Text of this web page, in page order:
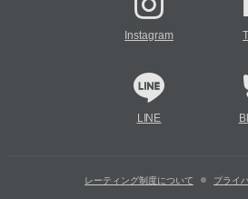
Instagram
LINE
レーティング制度について プライ